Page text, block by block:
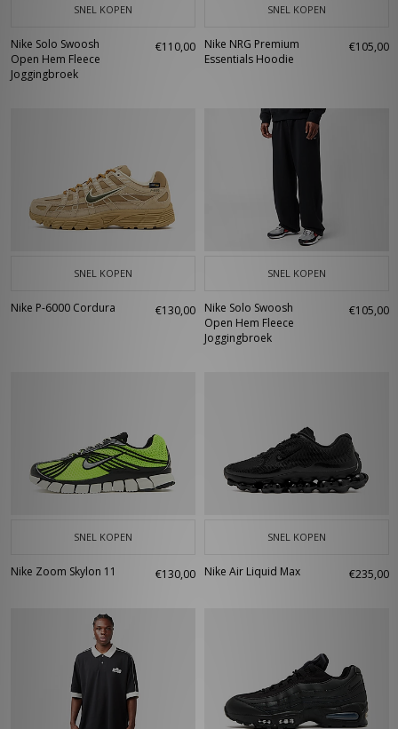
SNEL KOPEN
Nike Solo Swoosh
Open Hem Fleece
Joggingbroek
€110,00
SNEL KOPEN
Nike NRG Premium
Essentials Hoodie
€105,00
SNEL KOPEN
Nike P-6000 Cordura €130,00
SNEL KOPEN
Nike Solo Swoosh
Open Hem Fleece
Joggingbroek
€105,00
SNEL KOPEN
Nike Zoom Skylon 11 €130,00
SNEL KOPEN
Nike Air Liquid Max €235,00